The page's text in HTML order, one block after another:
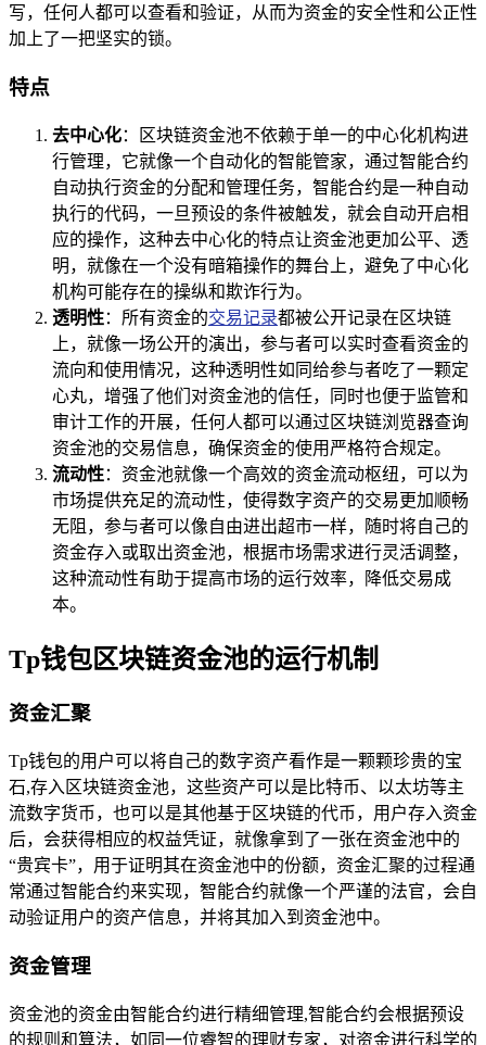
写，任何人都可以查看和验证，从而为资金的安全性和公正性
加上了一把坚实的锁。
特点
去中心化：区块链资金池不依赖于单一的中心化机构进
行管理，它就像一个自动化的智能管家，通过智能合约
自动执行资金的分配和管理任务，智能合约是一种自动
执行的代码，一旦预设的条件被触发，就会自动开启相
应的操作，这种去中心化的特点让资金池更加公平、透
明，就像在一个没有暗箱操作的舞台上，避免了中心化
机构可能存在的操纵和欺诈行为。
透明性：所有资金的交易记录都被公开记录在区块链
上，就像一场公开的演出，参与者可以实时查看资金的
流向和使用情况，这种透明性如同给参与者吃了一颗定
心丸，增强了他们对资金池的信任，同时也便于监管和
审计工作的开展，任何人都可以通过区块链浏览器查询
资金池的交易信息，确保资金的使用严格符合规定。
流动性：资金池就像一个高效的资金流动枢纽，可以为
市场提供充足的流动性，使得数字资产的交易更加顺畅
无阻，参与者可以像自由进出超市一样，随时将自己的
资金存入或取出资金池，根据市场需求进行灵活调整，
这种流动性有助于提高市场的运行效率，降低交易成
本。
Tp钱包区块链资金池的运行机制
资金汇聚
Tp钱包的用户可以将自己的数字资产看作是一颗颗珍贵的宝
石,存入区块链资金池，这些资产可以是比特币、以太坊等主
流数字货币，也可以是其他基于区块链的代币，用户存入资金
后，会获得相应的权益凭证，就像拿到了一张在资金池中的
“贵宾卡”，用于证明其在资金池中的份额，资金汇聚的过程通
常通过智能合约来实现，智能合约就像一个严谨的法官，会自
动验证用户的资产信息，并将其加入到资金池中。
资金管理
资金池的资金由智能合约进行精细管理,智能合约会根据预设
的规则和算法，如同一位睿智的理财专家，对资金进行科学的